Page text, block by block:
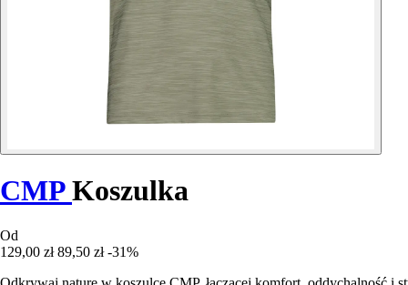
CMPKoszulka
Od
129,00 zł 89,50 zł -31%